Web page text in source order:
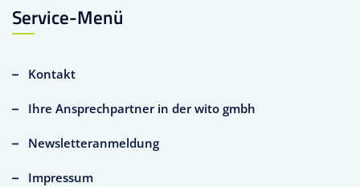
Service-Menü
Kontakt
Ihre Ansprechpartner in der wito gmbh
Newsletteranmeldung
Impressum